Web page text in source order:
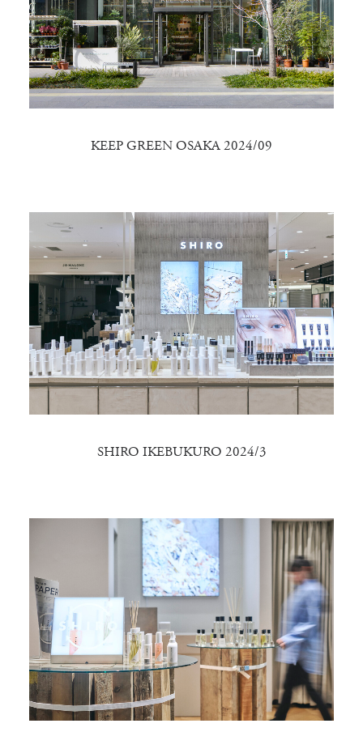
KEEP GREEN OSAKA 2024/09
SHIRO IKEBUKURO 2024/3